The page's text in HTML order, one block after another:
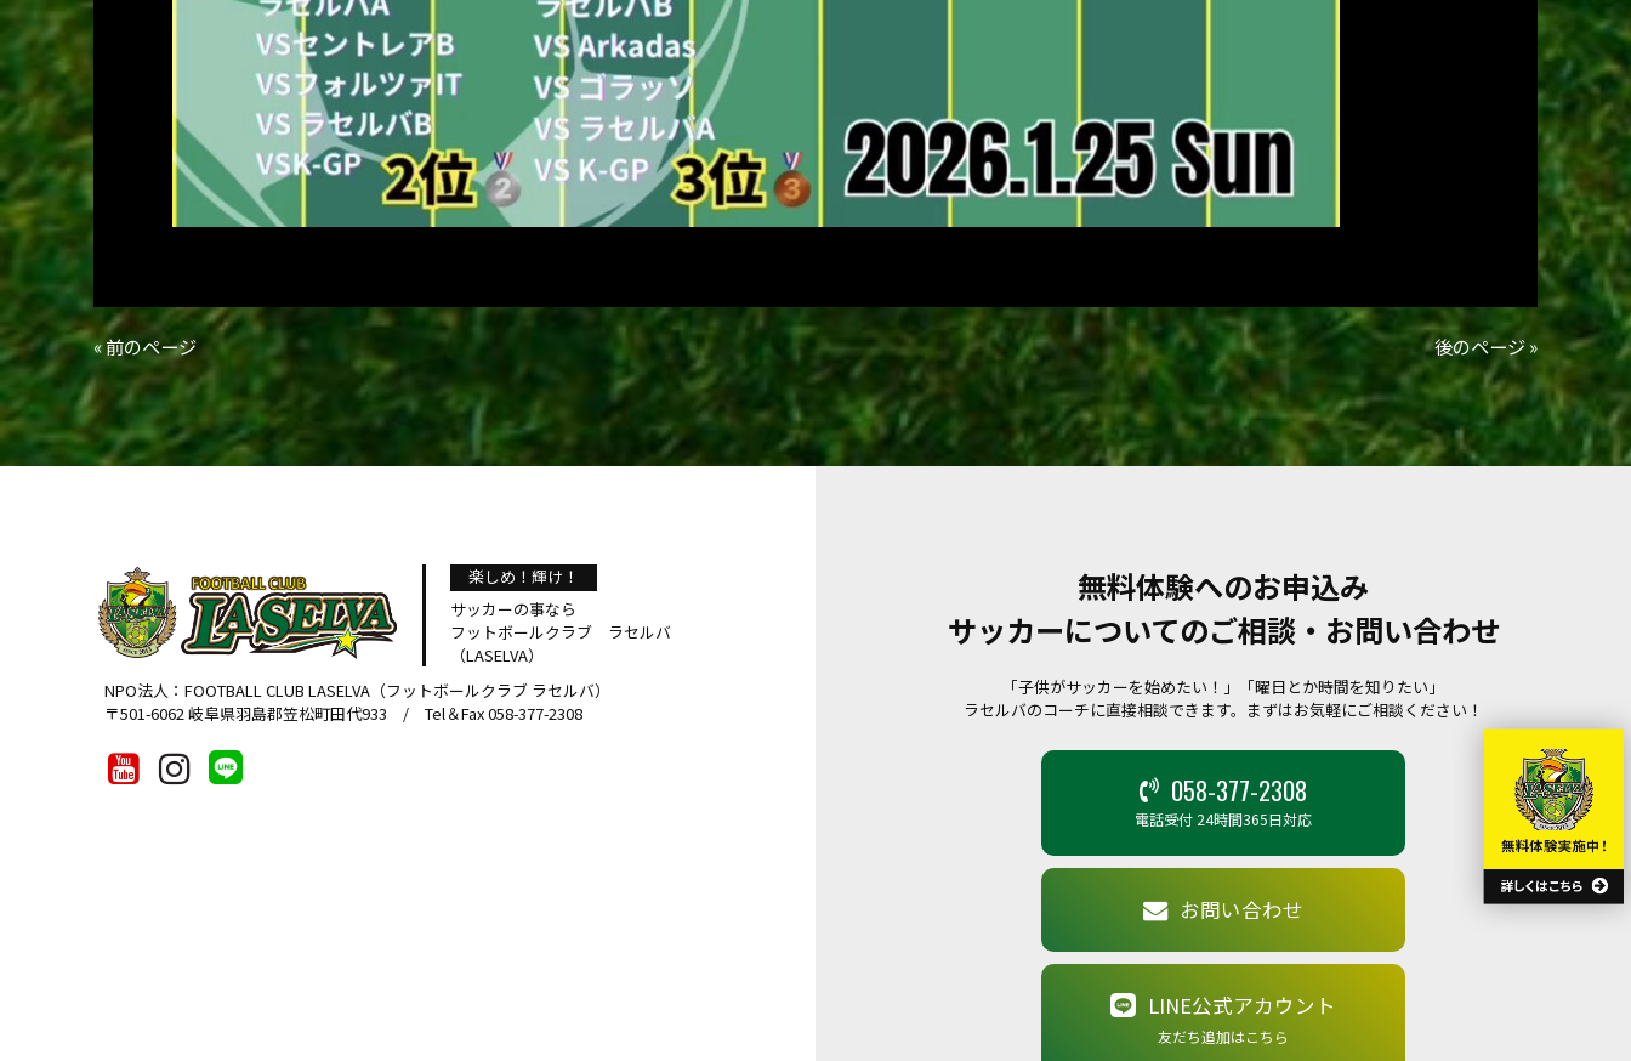
« 前のページ 後のページ »
楽しめ！輝け！
サッカーの事なら
フットボールクラブ ラセルバ
（LASELVA）
NPO法人：FOOTBALL CLUB LASELVA（フットボールクラブ ラセルバ）
〒501-6062 岐阜県羽島郡笠松町田代933 / Tel＆Fax 058-377-2308
無料体験へのお申込み
サッカーについてのご相談・お問い合わせ
「子供がサッカーを始めたい！」「曜日とか時間を知りたい」
ラセルバのコーチに直接相談できます。まずはお気軽にご相談ください！
058-377-2308
電話受付 24時間365日対応
お問い合わせ
LINE公式アカウント
友だち追加はこちら